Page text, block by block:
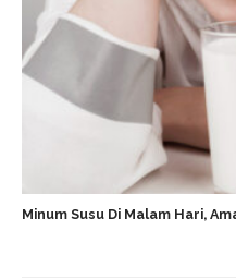
Minum Susu Di Malam Hari,